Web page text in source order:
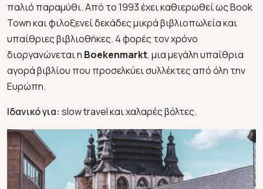
παλιό παραμύθι. Από το 1993 έχει καθιερωθεί ως Book
Town και φιλοξενεί δεκάδες μικρά βιβλιοπωλεία και
υπαίθριες βιβλιοθήκες. 4 φορές τον χρόνο
διοργανώνεται η Boekenmarkt, μια μεγάλη υπαίθρια
αγορά βιβλίου που προσελκύει συλλέκτες από όλη την
Ευρώπη.
Ιδανικό για: slow travel και χαλαρές βόλτες.